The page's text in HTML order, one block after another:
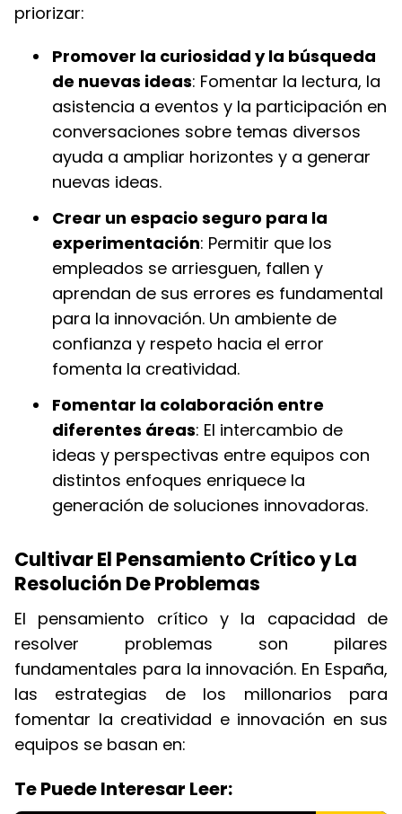
priorizar:
Promover la curiosidad y la búsqueda
de nuevas ideas: Fomentar la lectura, la
asistencia a eventos y la participación en
conversaciones sobre temas diversos
ayuda a ampliar horizontes y a generar
nuevas ideas.
Crear un espacio seguro para la
experimentación: Permitir que los
empleados se arriesguen, fallen y
aprendan de sus errores es fundamental
para la innovación. Un ambiente de
confianza y respeto hacia el error
fomenta la creatividad.
Fomentar la colaboración entre
diferentes áreas: El intercambio de
ideas y perspectivas entre equipos con
distintos enfoques enriquece la
generación de soluciones innovadoras.
Cultivar El Pensamiento Crítico y La
Resolución De Problemas
El pensamiento crítico y la capacidad de
resolver problemas son pilares
fundamentales para la innovación. En España,
las estrategias de los millonarios para
fomentar la creatividad e innovación en sus
equipos se basan en:
Te Puede Interesar Leer: